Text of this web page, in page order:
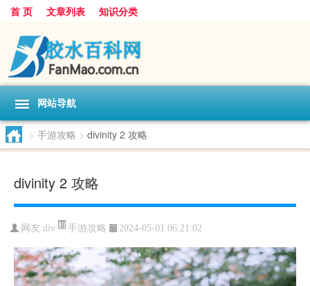
首 页 文章列表 知识分类
网站导航
> 手游攻略 > divinity 2 攻略
divinity 2 攻略
网友:div 手游攻略 2024-05-01 06:21:02